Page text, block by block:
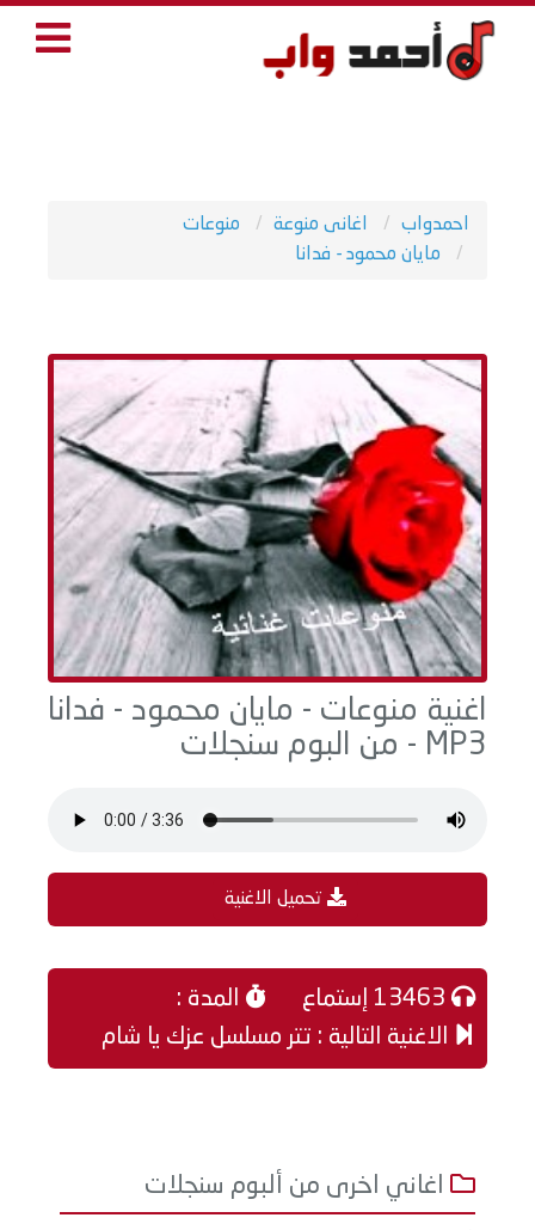
احمدواب اغانى منوعة
منوعات
مايان محمود - فدانا
اغنية منوعات - مايان محمود - فدانا
MP3 - من البوم سنجلات
تحميل الاغنية
المدة :
الاغنية التالية : تتر مسلسل عزك يا شام
اغاني اخرى من ألبوم سنجلات